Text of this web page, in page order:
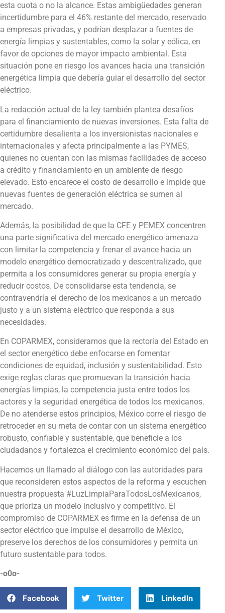
esta cuota o no la alcance. Estas ambigüedades generan
incertidumbre para el 46% restante del mercado, reservado
a empresas privadas, y podrían desplazar a fuentes de
energía limpias y sustentables, como la solar y eólica, en
favor de opciones de mayor impacto ambiental. Esta
situación pone en riesgo los avances hacia una transición
energética limpia que debería guiar el desarrollo del sector
eléctrico.
La redacción actual de la ley también plantea desafíos
para el financiamiento de nuevas inversiones. Esta falta de
certidumbre desalienta a los inversionistas nacionales e
internacionales y afecta principalmente a las PYMES,
quienes no cuentan con las mismas facilidades de acceso
a crédito y financiamiento en un ambiente de riesgo
elevado. Esto encarece el costo de desarrollo e impide que
nuevas fuentes de generación eléctrica se sumen al
mercado.
Además, la posibilidad de que la CFE y PEMEX concentren
una parte significativa del mercado energético amenaza
con limitar la competencia y frenar el avance hacia un
modelo energético democratizado y descentralizado, que
permita a los consumidores generar su propia energía y
reducir costos. De consolidarse esta tendencia, se
contravendría el derecho de los mexicanos a un mercado
justo y a un sistema eléctrico que responda a sus
necesidades.
En COPARMEX, consideramos que la rectoría del Estado en
el sector energético debe enfocarse en fomentar
condiciones de equidad, inclusión y sustentabilidad. Esto
exige reglas claras que promuevan la transición hacia
energías limpias, la competencia justa entre todos los
actores y la seguridad energética de todos los mexicanos.
De no atenderse estos principios, México corre el riesgo de
retroceder en su meta de contar con un sistema energético
robusto, confiable y sustentable, que beneficie a los
ciudadanos y fortalezca el crecimiento económico del país.
Hacemos un llamado al diálogo con las autoridades para
que reconsideren estos aspectos de la reforma y escuchen
nuestra propuesta #LuzLimpiaParaTodosLosMexicanos,
que prioriza un modelo inclusivo y competitivo. El
compromiso de COPARMEX es firme en la defensa de un
sector eléctrico que impulse el desarrollo de México,
preserve los derechos de los consumidores y permita un
futuro sustentable para todos.
-o0o-
Facebook Twitter LinkedIn